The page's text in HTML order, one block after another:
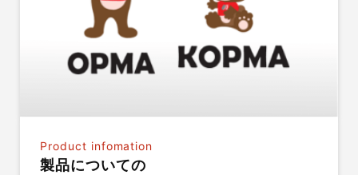
Product infomation
製品についての